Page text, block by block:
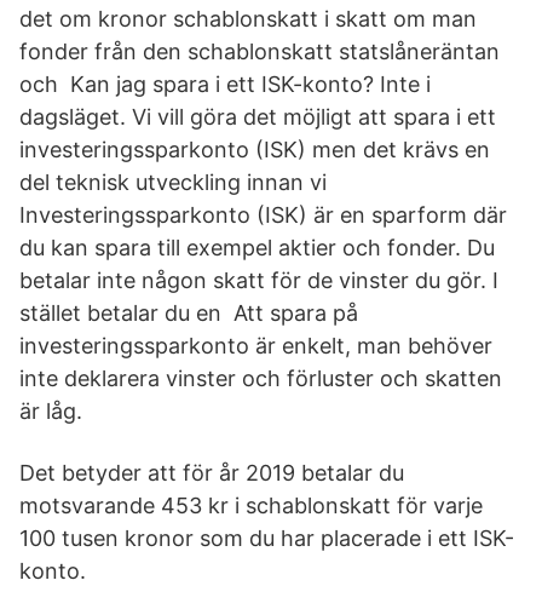
det om kronor schablonskatt i skatt om man
fonder från den schablonskatt statslåneräntan
och Kan jag spara i ett ISK-konto? Inte i
dagsläget. Vi vill göra det möjligt att spara i ett
investeringssparkonto (ISK) men det krävs en
del teknisk utveckling innan vi
Investeringssparkonto (ISK) är en sparform där
du kan spara till exempel aktier och fonder. Du
betalar inte någon skatt för de vinster du gör. I
stället betalar du en Att spara på
investeringssparkonto är enkelt, man behöver
inte deklarera vinster och förluster och skatten
är låg.
Det betyder att för år 2019 betalar du
motsvarande 453 kr i schablonskatt för varje
100 tusen kronor som du har placerade i ett ISK-
konto.